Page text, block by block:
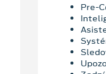
Pre-